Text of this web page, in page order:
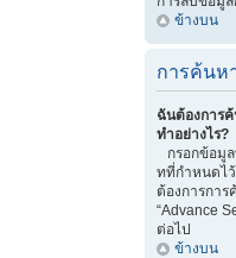
ข้างบน
การค้นห
ฉันต้องการ
ทำอย่างไร?
กรอกข้อมู
ทที่กำหนดไ
ต้องการการ
“Advance
ต่อไป
ข้างบน